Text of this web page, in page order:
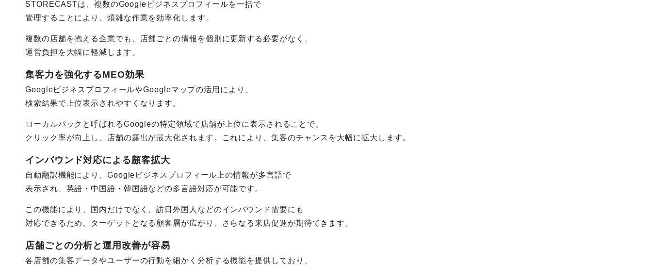
STORECASTは、複数のGoogleビジネスプロフィールを一括で
管理することにより、煩雑な作業を効率化します。
複数の店舗を抱える企業でも、店舗ごとの情報を個別に更新する必要がなく、
運営負担を大幅に軽減します。
集客力を強化するMEO効果
GoogleビジネスプロフィールやGoogleマップの活用により、
検索結果で上位表示されやすくなります。
ローカルパックと呼ばれるGoogleの特定領域で店舗が上位に表示されることで、
クリック率が向上し、店舗の露出が最大化されます。これにより、集客のチャンスを大幅に拡大します。
インバウンド対応による顧客拡大
自動翻訳機能により、Googleビジネスプロフィール上の情報が多言語で
表示され、英語・中国語・韓国語などの多言語対応が可能です。
この機能により、国内だけでなく、訪日外国人などのインバウンド需要にも
対応できるため、ターゲットとなる顧客層が広がり、さらなる来店促進が期待できます。
店舗ごとの分析と運用改善が容易
各店舗の集客データやユーザーの行動を細かく分析する機能を提供しており、